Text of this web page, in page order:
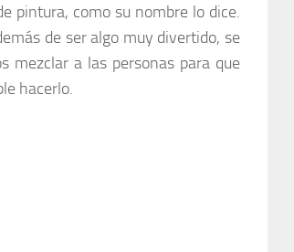
pintura, como su nombre lo dice.
de ser algo muy divertido, se
mezclar a las personas para que
hacerlo.